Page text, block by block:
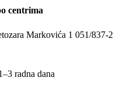
centrima
Markovića 1 051/837-
radna dana